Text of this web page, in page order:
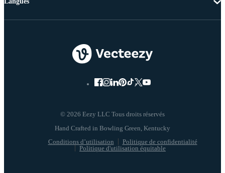
© 2026 Eezy LLC Tous droits réservés
Conditions d’utilisation
Politique de confidentialité
Politique d'utilisation équitable